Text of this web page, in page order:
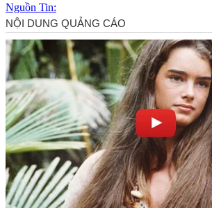
Nguồn Tin: